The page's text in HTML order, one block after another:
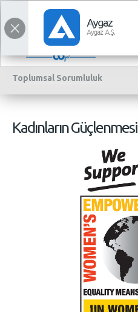
Toplumsal Sorumluluk
Kadınların Güçlenmesi